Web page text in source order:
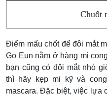
Chuốt
Điểm mấu chốt để đôi mắt
Go Eun nằm ở hàng mi
bạn cũng có đôi mắt nhỏ
thì hãy kẹp mi kỹ và
mascara. Đặc biệt, việc lựa